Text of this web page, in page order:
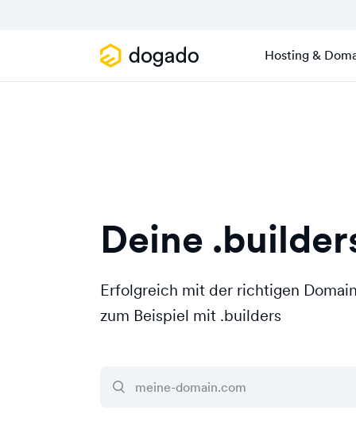
Hosting &
Deine
Erfolgreich mit der richtigen
zum Beispiel mit .builders